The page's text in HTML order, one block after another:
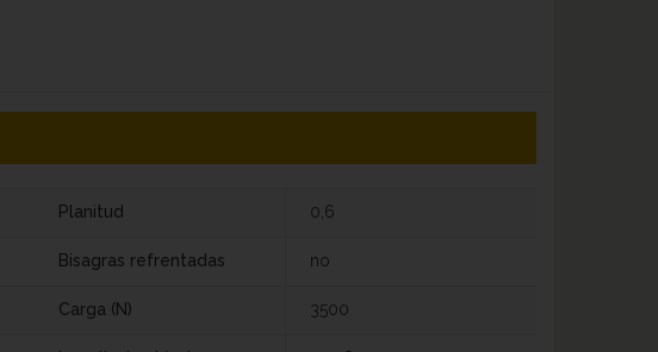
Planitud 0,6
Bisagras refrentadas no
Carga (N) 3500